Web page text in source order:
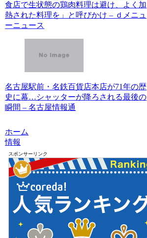
食店で生状態の鶏肉料理は避け、よく加
熱された料理を」と呼びかけ – ｄメニュ
ーニュース
名古屋駅前・名鉄百貨店本店が71年の歴
史に幕…シャッターが降ろされる最後の
瞬間 – 名古屋情報通
ホーム
情報
スポンサーリンク